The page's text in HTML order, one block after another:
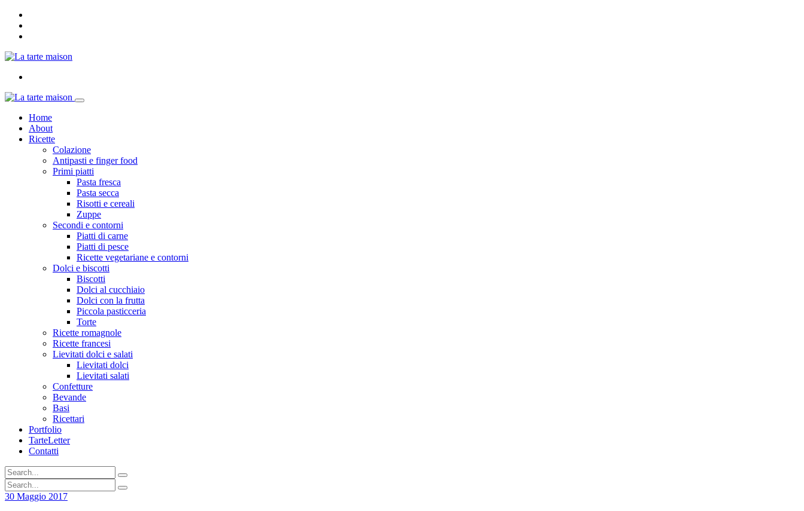
Home
About
Ricette
Colazione
Antipasti e finger food
Primi piatti
Pasta fresca
Pasta secca
Risotti e cereali
Zuppe
Secondi e contorni
Piatti di carne
Piatti di pesce
Ricette vegetariane e contorni
Dolci e biscotti
Biscotti
Dolci al cucchiaio
Dolci con la frutta
Piccola pasticceria
Torte
Ricette romagnole
Ricette francesi
Lievitati dolci e salati
Lievitati dolci
Lievitati salati
Confetture
Bevande
Basi
Ricettari
Portfolio
TarteLetter
Contatti
30 Maggio 2017